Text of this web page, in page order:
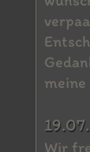
meine
Wir